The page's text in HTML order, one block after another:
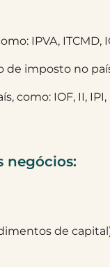
IPVA, ITCMD,
imposto no
IOF, II, IPI,
negócios:
de